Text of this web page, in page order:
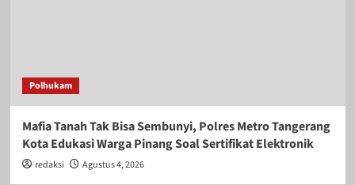
Polhukam
Mafia Tanah Tak Bisa Sembunyi, Polres Metro Tangerang
Kota Edukasi Warga Pinang Soal Sertifikat Elektronik
redaksi Agustus 4, 2026